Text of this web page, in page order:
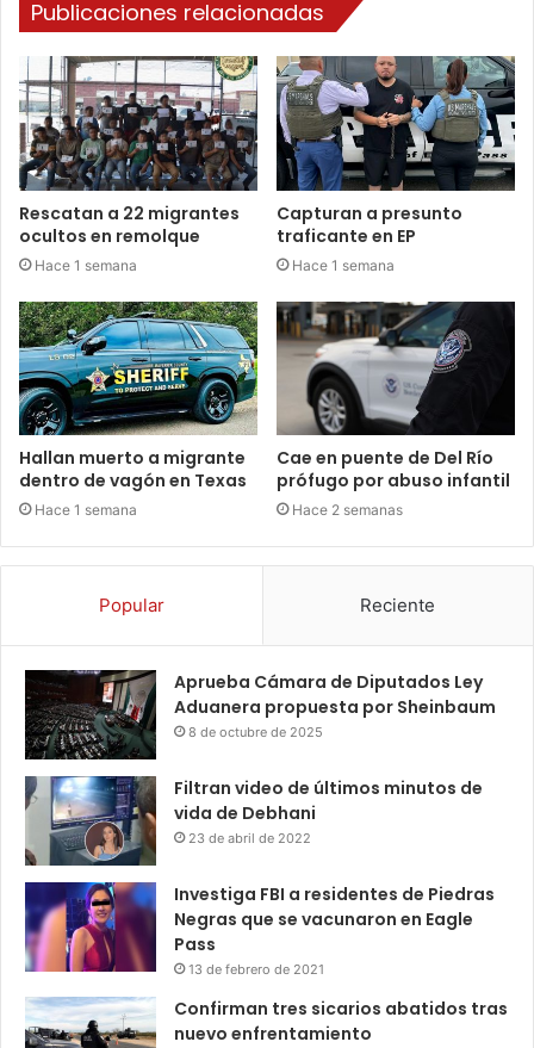
Publicaciones relacionadas
Rescatan a 22 migrantes
ocultos en remolque
Hace 1 semana
Capturan a presunto
traficante en EP
Hace 1 semana
Hallan muerto a migrante
dentro de vagón en Texas
Hace 1 semana
Cae en puente de Del Río
prófugo por abuso infantil
Hace 2 semanas
Popular Reciente
Aprueba Cámara de Diputados Ley
Aduanera propuesta por Sheinbaum
8 de octubre de 2025
Filtran video de últimos minutos de
vida de Debhani
23 de abril de 2022
Investiga FBI a residentes de Piedras
Negras que se vacunaron en Eagle
Pass
13 de febrero de 2021
Confirman tres sicarios abatidos tras
nuevo enfrentamiento